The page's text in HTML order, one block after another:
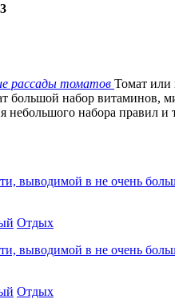
рассады томатов Томат
большой набор витаминов,
небольшого набора правил и
Отдых
Отдых